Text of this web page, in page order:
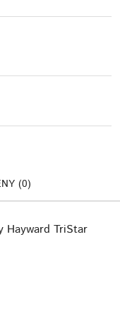
(0)
Hayward TriStar